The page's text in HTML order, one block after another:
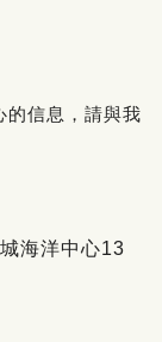
的信息，請與我
海洋中心13